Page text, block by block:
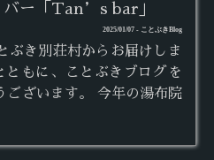
バー「Tan’s bar」
2025/01/07 - ことぶきBlog
ぶき別荘村からお届けしま
もに、ことぶきブログを
ございます。 今年の湯布院